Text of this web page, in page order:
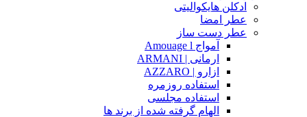
ادکلن هایکوالیتی
عطر امضا
عطر دست ساز
آمواج Amouage l
ارمانی | ARMANI
ازارو | AZZARO
استفاده روزمره
استفاده مجلسی
الهام گرفته شده از برند ها